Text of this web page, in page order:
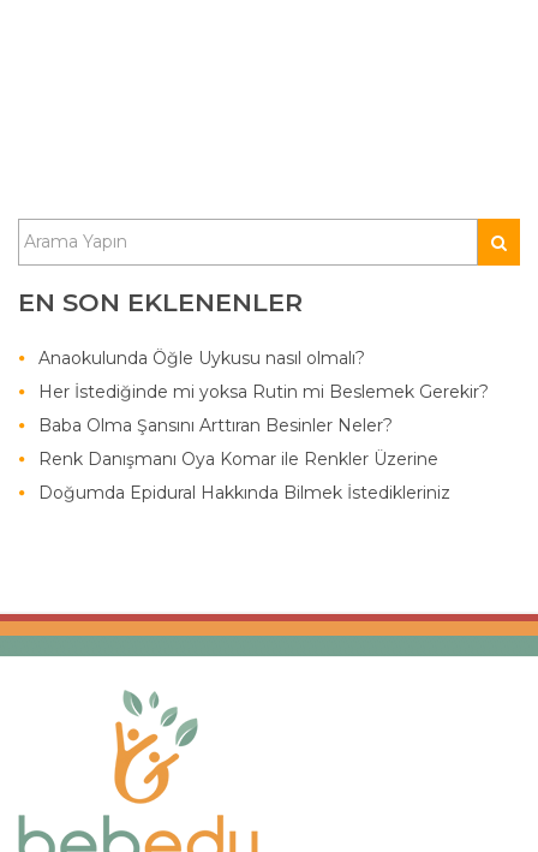
EN SON EKLENENLER
Anaokulunda Öğle Uykusu nasıl olmalı?
Her İstediğinde mi yoksa Rutin mi Beslemek Gerekir?
Baba Olma Şansını Arttıran Besinler Neler?
Renk Danışmanı Oya Komar ile Renkler Üzerine
Doğumda Epidural Hakkında Bilmek İstedikleriniz